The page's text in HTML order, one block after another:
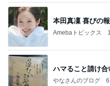
本田真凜 喜びの
Amebaトピックス
ハマること請け
やなさんのブログ